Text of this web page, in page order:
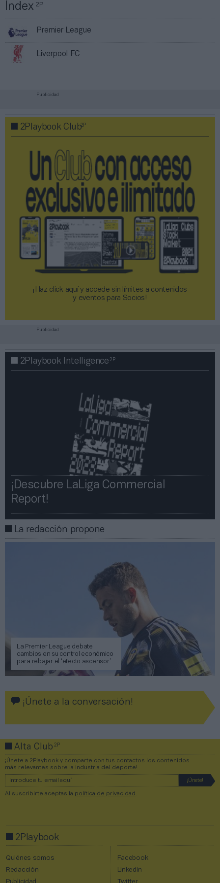
Índex2P
Premier League
Liverpool FC
Publicidad
2Playbook Club2P
¡Haz click aquí y accede sin límites a contenidos
y eventos para Socios!​​​​​​​
Publicidad
2Playbook Intelligence2P
¡Descubre LaLiga Commercial
Report!​​
La redacción propone
La Premier League debate
cambios en su control económico
para rebajar el ‘efecto ascensor’
¡Únete a la conversación!
Alta Club2P
¡Únete a 2Playbook y comparte con tus contactos los contenidos
más relevantes sobre la industria del deporte!
Al suscribirte aceptas la política de privacidad .
2Playbook
Quiénes somos
Redacción
Facebook
Linkedin